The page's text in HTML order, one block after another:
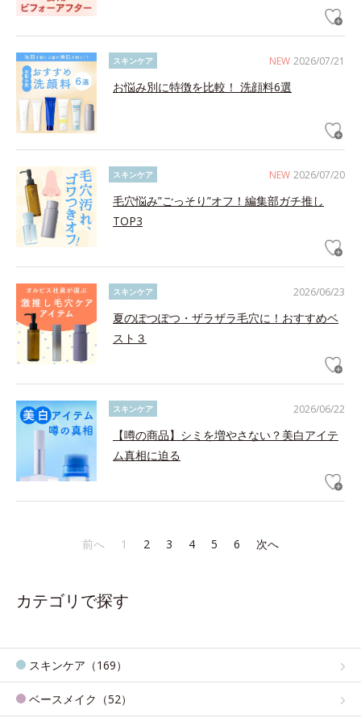
NEW 2026/07/21
スキンケア
お悩み別に特徴を比較！ 洗顔料6選
NEW 2026/07/20
スキンケア
毛穴悩み”ごっそり”オフ！編集部ガチ推し
TOP3
2026/06/23
スキンケア
夏のぽつぽつ・ザラザラ毛穴に！おすすめベ
スト３
2026/06/22
スキンケア
【噂の商品】シミを増やさない？美白アイテ
ム真相に迫る
前へ 1 2 3 4 5 6 次へ
カテゴリで探す
スキンケア（169）
ベースメイク（52）